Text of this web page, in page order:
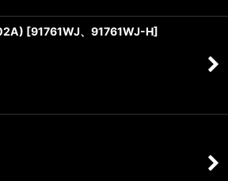
[91761WJ、91761WJ-H]